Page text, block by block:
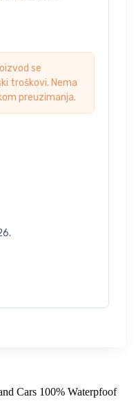
se
troškovi. Nema
preuzimanja.